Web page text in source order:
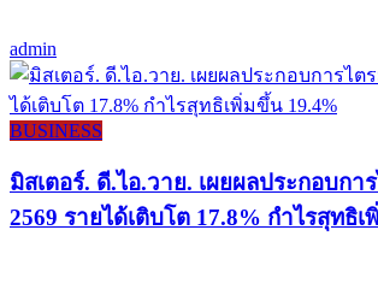
admin
BUSINESS
มิสเตอร์. ดี.ไอ.วาย. เผยผลประกอบกา
2569 รายได้เติบโต 17.8% กำไรสุทธิ